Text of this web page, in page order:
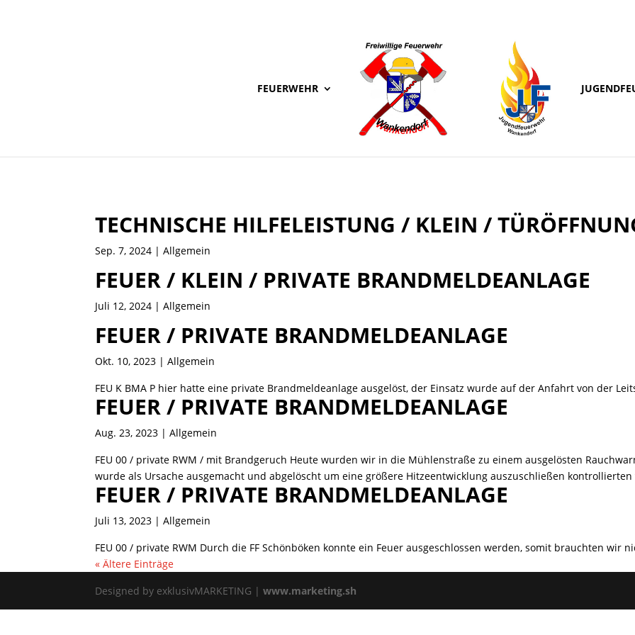
FEUERWEHR
TECHNISCHE HILFELEISTUNG / KLEIN /
Sep. 7, 2024 | Allgemein
FEUER / KLEIN / PRIVATE BRANDMELDEANLAGE
Juli 12, 2024 | Allgemein
FEUER / PRIVATE BRANDMELDEANLAGE
Okt. 10, 2023 | Allgemein
FEU K BMA P hier hatte eine private Brandmeldeanlage ausgelöst, der Einsatz wurde auf der Anfahrt von der
FEUER / PRIVATE BRANDMELDEANLAGE
Aug. 23, 2023 | Allgemein
FEU 00 / private RWM / mit Brandgeruch Heute wurden wir in die Mühlenstraße zu einem ausgelösten
wurde als Ursache ausgemacht und abgelöscht um eine größere Hitzeentwicklung auszuschließen
FEUER / PRIVATE BRANDMELDEANLAGE
Juli 13, 2023 | Allgemein
FEU 00 / private RWM Durch die FF Schönböken konnte ein Feuer ausgeschlossen werden, somit brauchten wir
« Ältere Einträge
Designed by exklusivMARKETING |www.marketing.sh